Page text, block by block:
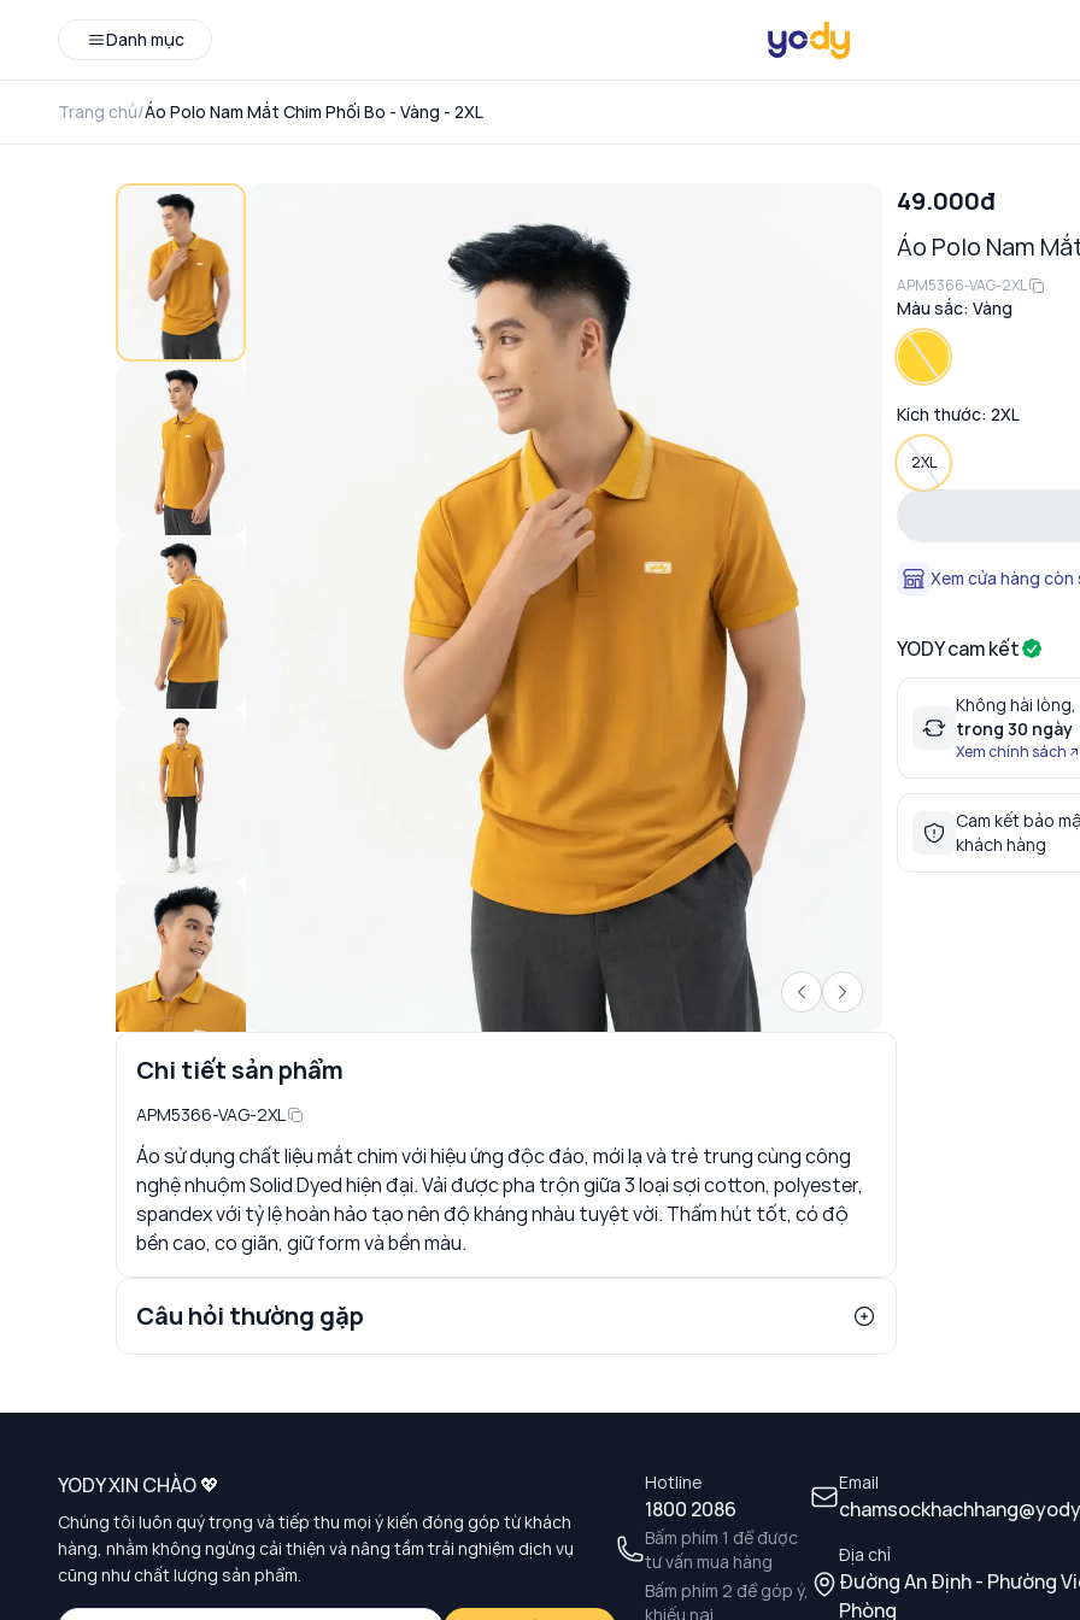
Danh mục
Trang chủ/Áo Polo Nam Mắt Chim Phối Bo - Vàng - 2XL
Chi tiết sản phẩm
APM5366-VAG-2XL
Áo sử dụng chất liệu mắt chim với hiệu ứng độc đáo, mới lạ và trẻ trung cùng công
nghệ nhuộm Solid Dyed hiện đại. Vải được pha trộn giữa 3 loại sợi cotton, polyester,
spandex với tỷ lệ hoàn hảo tạo nên độ kháng nhàu tuyệt vời. Thấm hút tốt, có độ
bền cao, co giãn, giữ form và bền màu.
Câu hỏi thường gặp
49.000đ
Áo Polo Nam
APM5366-VAG-2XL
Màu sắc: Vàng
Kích thước: 2XL
2XL
Xem cửa hàng còn
YODY cam kết
Không hài lòng,
trong 30 ngày
Xem chính sách
Cam kết bảo
khách hàng
Hotline
1800 2086
Bấm phím 1 để được
tư vấn mua hàng
Bấm phím 2 để góp ý,
khiếu nại
Email
Địa chỉ
Đường An Định - Phường
Phòng
YODY XIN CHÀO 💖
Chúng tôi luôn quý trọng và tiếp thu mọi ý kiến đóng góp từ khách
hàng, nhằm không ngừng cải thiện và nâng tầm trải nghiệm dịch vụ
cũng như chất lượng sản phẩm.